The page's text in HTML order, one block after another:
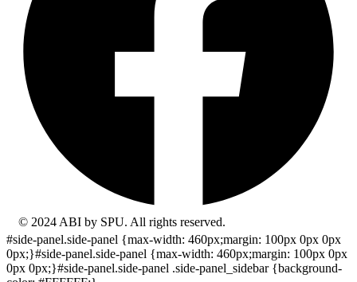
© 2024 ABI by SPU. All rights reserved.
#side-panel.side-panel {max-width: 460px;margin: 100px 0px 0px
0px;}#side-panel.side-panel {max-width: 460px;margin: 100px 0px
0px 0px;}#side-panel.side-panel .side-panel_sidebar {background-